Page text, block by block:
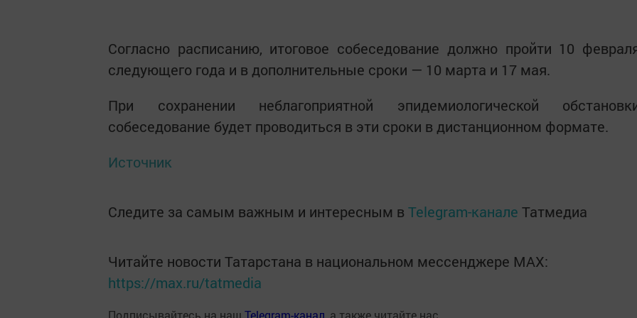
Согласно расписанию, итоговое собеседование должно пройти 10
следующего года и в дополнительные сроки — 10 марта и 17 мая.
При сохранении неблагоприятной эпидемиологической
собеседование будет проводиться в эти сроки в дистанционном формате.
Источник
Следите за самым важным и интересным в Telegram-канале Татмедиа
Читайте новости Татарстана в национальном мессенджере MАХ:
https://max.ru/tatmedia
Подписывайтесь на наш Telegram-канал , а также читайте нас